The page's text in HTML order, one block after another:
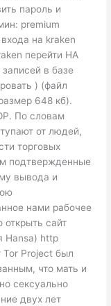
пароль и
premium
на kraken
перейти НА
в базе
) (файл
648 кб).
По словам
от людей,
торговых
подтвержденные
вывода и
нами рабочее
открыть сайт
Hansa) http
Tor Project был
что мать и
сексуально
двух лет